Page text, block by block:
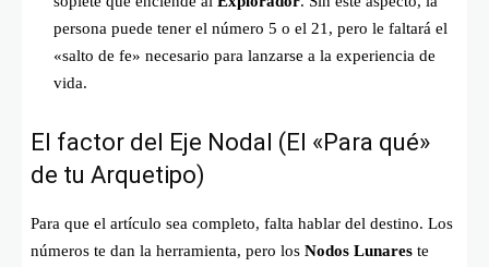
persona puede tener el número 5 o el 21, pero le faltará el
«salto de fe» necesario para lanzarse a la experiencia de
vida.
El factor del Eje Nodal (El «Para qué»
de tu Arquetipo)
Para que el artículo sea completo, falta hablar del destino. Los
números te dan la herramienta, pero los Nodos Lunares te